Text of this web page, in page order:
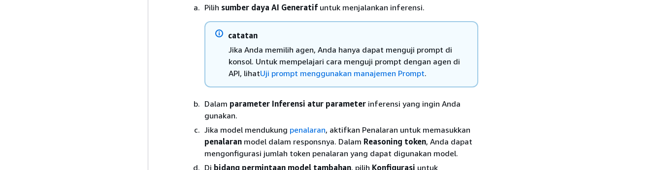
Pilih sumber daya AI Generatif untuk menjalankan inferensi.
catatan
Jika Anda memilih agen, Anda hanya dapat menguji prompt di
konsol. Untuk mempelajari cara menguji prompt dengan agen di
API, lihatUji prompt menggunakan manajemen Prompt.
Dalam parameter Inferensi atur parameter inferensi yang ingin Anda
gunakan.
Jika model mendukung penalaran, aktifkan Penalaran untuk memasukkan
penalaran model dalam responsnya. Dalam Reasoning token, Anda dapat
mengonfigurasi jumlah token penalaran yang dapat digunakan model.
Di bidang permintaan model tambahan, pilih Konfigurasi untuk